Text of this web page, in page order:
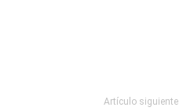
Artículo siguiente